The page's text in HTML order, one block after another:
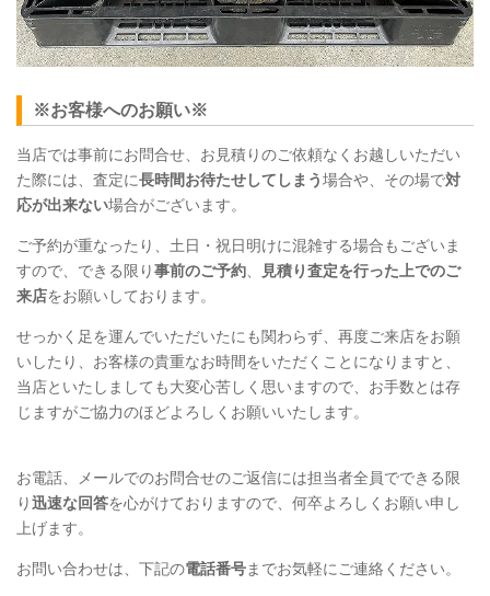
※お客様へのお願い※
当店では事前にお問合せ、お見積りのご依頼なくお越しいただい
た際には、査定に長時間お待たせしてしまう場合や、その場で対
応が出来ない場合がございます。
ご予約が重なったり、土日・祝日明けに混雑する場合もございま
すので、できる限り事前のご予約
見積り査定を行った上でのご
来店をお願いしております。
せっかく足を運んでいただいたにも関わらず、再度ご来店をお願
いしたり、お客様の貴重なお時間をいただくことになりますと、
当店といたしましても大変心苦しく思いますので、お手数とは存
じますがご協力のほどよろしくお願いいたします。
お電話、メールでのお問合せのご返信には担当者全員でできる限
り迅速な回答を心がけておりますので、何卒よろしくお願い申し
上げます。
お問い合わせは、下記の電話番号までお気軽にご連絡ください。